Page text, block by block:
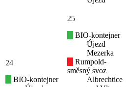
24
BIO-kontejner
25
BIO-kontejner
Újezd
Mezerka
Rumpold-
směsný svoz
Albrechtice